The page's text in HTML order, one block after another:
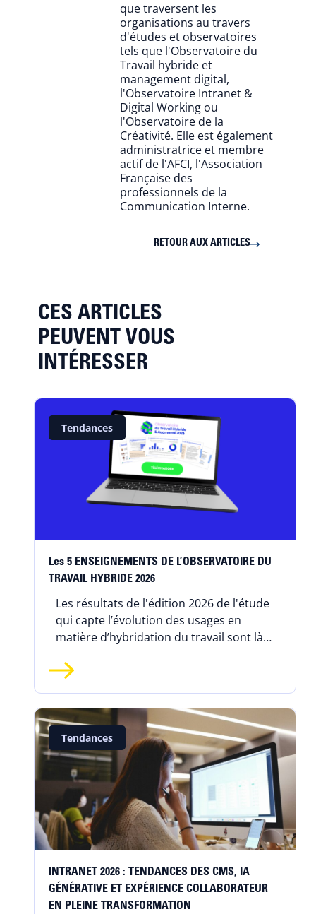
que traversent les
organisations au travers
d'études et observatoires
tels que l'Observatoire du
Travail hybride et
management digital,
l'Observatoire Intranet &
Digital Working ou
l'Observatoire de la
Créativité. Elle est également
administratrice et membre
actif de l'AFCI, l'Association
Française des
professionnels de la
Communication Interne.
RETOUR AUX ARTICLES
CES ARTICLES
PEUVENT VOUS
INTÉRESSER
Tendances
Les 5 ENSEIGNEMENTS DE L’OBSERVATOIRE DU
TRAVAIL HYBRIDE 2026
Les résultats de l'édition 2026 de l'étude
qui capte l’évolution des usages en
matière d’hybridation du travail sont là !
tendances du travail hybride.
Tendances
INTRANET 2026 : TENDANCES DES CMS, IA
GÉNÉRATIVE ET EXPÉRIENCE COLLABORATEUR
EN PLEINE TRANSFORMATION